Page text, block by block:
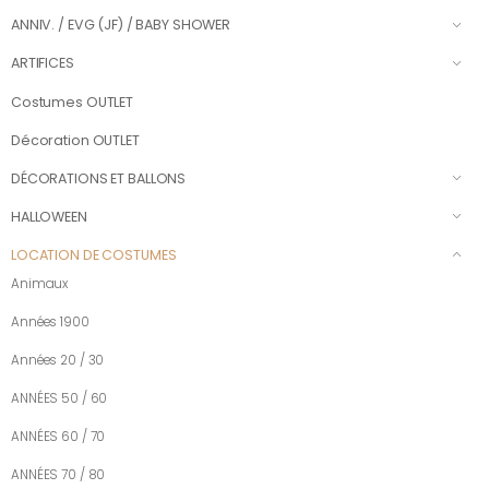
ANNIV. / EVG (JF) / BABY SHOWER
ARTIFICES
Costumes OUTLET
Décoration OUTLET
DÉCORATIONS ET BALLONS
HALLOWEEN
LOCATION DE COSTUMES
Animaux
Années 1900
Années 20 / 30
ANNÉES 50 / 60
ANNÉES 60 / 70
ANNÉES 70 / 80